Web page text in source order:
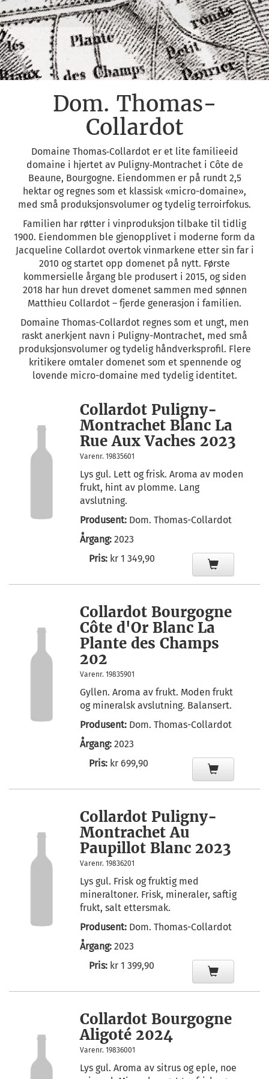
Dom. Thomas-
Collardot
Domaine Thomas‑Collardoter et lite familieeid
domaine i hjertet av Puligny‑Montracheti Côte de
Beaune, Bourgogne. Eiendommen er på rundt 2,5
hektar og regnes som et klassisk «micro-domaine»,
med små produksjonsvolumer og tydelig terroirfokus.
Familien har røtter i vinproduksjon tilbake til tidlig
1900. Eiendommen ble gjenopplivet i moderne form da
Jacqueline Collardot overtok vinmarkene etter sin far i
2010 og startet opp domenet på nytt. Første
kommersielle årgang ble produsert i 2015, og siden
2018 har hun drevet domenet sammen med sønnen
Matthieu Collardot – fjerde generasjon i familien.
Domaine Thomas-Collardot regnes som et ungt, men
raskt anerkjent navn i Puligny-Montrachet, med små
produksjonsvolumer og tydelig håndverksprofil. Flere
kritikere omtaler domenet som et spennende og
lovende micro-domaine med tydelig identitet.
Collardot Puligny-
Montrachet Blanc La
Rue Aux Vaches 2023
Varenr. 19835601
Lys gul. Lett og frisk. Aroma av moden
frukt, hint av plomme. Lang
avslutning.
Produsent: Dom. Thomas-Collardot
Årgang: 2023
Pris: kr 1 349,90
Collardot Bourgogne
Côte d'Or Blanc La
Plante des Champs
202
Varenr. 19835901
Gyllen. Aroma av frukt. Moden frukt
og mineralsk avslutning. Balansert.
Produsent: Dom. Thomas-Collardot
Årgang: 2023
Pris: kr 699,90
Collardot Puligny-
Montrachet Au
Paupillot Blanc 2023
Varenr. 19836201
Lys gul. Frisk og fruktig med
mineraltoner. Frisk, mineraler, saftig
frukt, salt ettersmak.
Produsent: Dom. Thomas-Collardot
Årgang: 2023
Pris: kr 1 399,90
Collardot Bourgogne
Aligoté 2024
Varenr. 19836001
Lys gul. Aroma av sitrus og eple, noe